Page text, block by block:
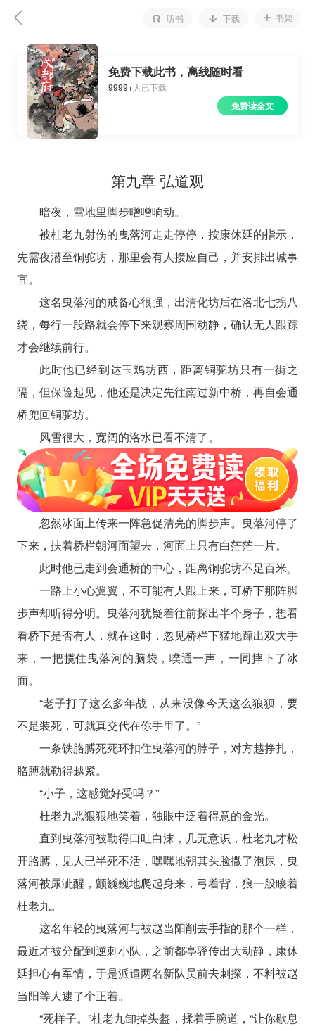
听书 下载 书架
免费下载此书，离线随时看
9999+人已下载
免费读全文
第九章 弘道观
暗夜，雪地里脚步噌噌响动。
被杜老九射伤的曳落河走走停停，按康休延的指示，
先需夜潜至铜驼坊，那里会有人接应自己，并安排出城事
宜。
这名曳落河的戒备心很强，出清化坊后在洛北七拐八
绕，每行一段路就会停下来观察周围动静，确认无人跟踪
才会继续前行。
此时他已经到达玉鸡坊西，距离铜驼坊只有一街之
隔，但保险起见，他还是决定先往南过新中桥，再自会通
桥兜回铜驼坊。
风雪很大，宽阔的洛水已看不清了。
忽然冰面上传来一阵急促清亮的脚步声。曳落河停了
下来，扶着桥栏朝河面望去，河面上只有白茫茫一片。
此时他已走到会通桥的中心，距离铜驼坊不足百米。
一路上小心翼翼，不可能有人跟上来，可桥下那阵脚
步声却听得分明。曳落河犹疑着往前探出半个身子，想看
看桥下是否有人，就在这时，忽见桥栏下猛地蹿出双大手
来，一把揽住曳落河的脑袋，噗通一声，一同摔下了冰
面。
“老子打了这么多年战，从来没像今天这么狼狈，要
不是装死，可就真交代在你手里了。”
一条铁胳膊死死环扣住曳落河的脖子，对方越挣扎，
胳膊就勒得越紧。
“小子，这感觉好受吗？”
杜老九恶狠狠地笑着，独眼中泛着得意的金光。
直到曳落河被勒得口吐白沫，几无意识，杜老九才松
开胳膊，见人已半死不活，嘿嘿地朝其头脸撒了泡尿，曳
落河被尿泚醒，颤巍巍地爬起身来，弓着背，狼一般睃着
杜老九。
这名年轻的曳落河与被赵当阳削去手指的那个一样，
最近才被分配到逆刺小队，之前都亭驿传出大动静，康休
延担心有军情，于是派遣两名新队员前去刺探，不料被赵
当阳等人逮了个正着。
“死样子。”杜老九卸掉头盔，揉着手腕道，“让你歇息